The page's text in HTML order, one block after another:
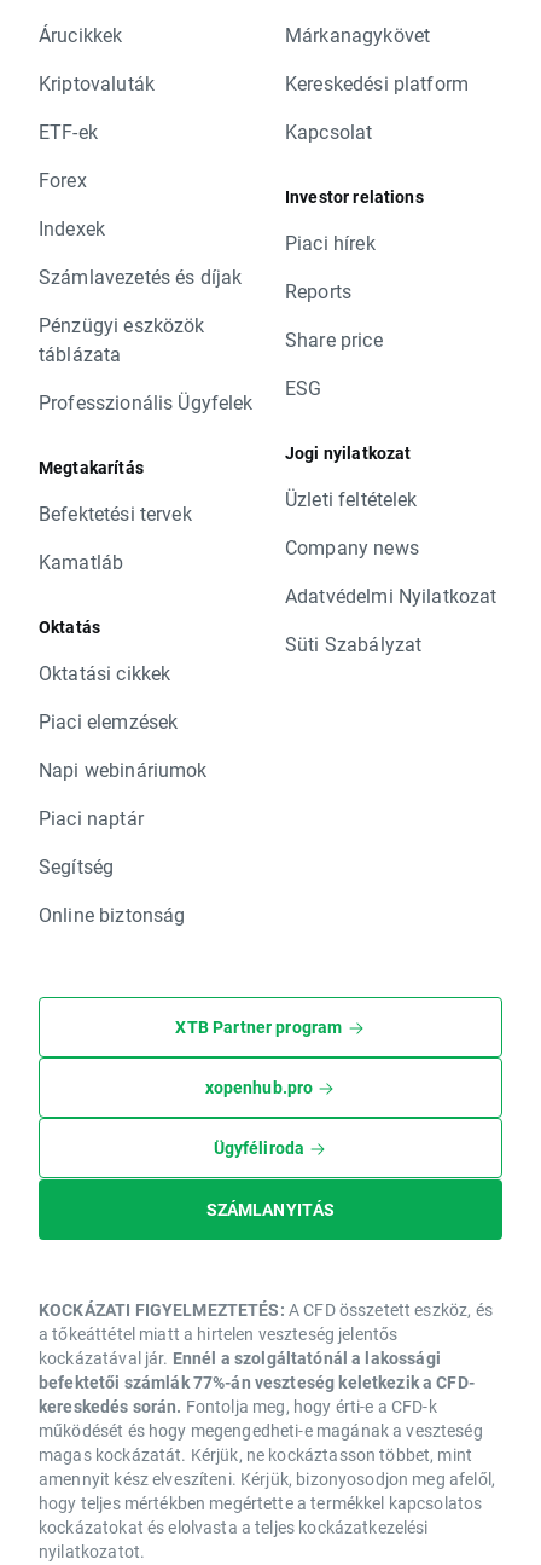
Árucikkek
Kriptovaluták
ETF-ek
Forex
Indexek
Számlavezetés és díjak
Pénzügyi eszközök
táblázata
Professzionális Ügyfelek
Megtakarítás
Befektetési tervek
Kamatláb
Oktatás
Oktatási cikkek
Piaci elemzések
Napi webináriumok
Piaci naptár
Segítség
Online biztonság
Márkanagykövet
Kereskedési platform
Kapcsolat
Investor relations
Piaci hírek
Reports
Share price
ESG
Jogi nyilatkozat
Üzleti feltételek
Company news
Adatvédelmi Nyilatkozat
Süti Szabályzat
XTB Partner program
xopenhub.pro
Ügyféliroda
SZÁMLANYITÁS
KOCKÁZATI FIGYELMEZTETÉS: A CFD összetett eszköz, és
a tőkeáttétel miatt a hirtelen veszteség jelentős
kockázatával jár. Ennél a szolgáltatónál a lakossági
befektetői számlák 77%-án veszteség keletkezik a CFD-
kereskedés során. Fontolja meg, hogy érti-e a CFD-k
működését és hogy megengedheti-e magának a veszteség
magas kockázatát. Kérjük, ne kockáztasson többet, mint
amennyit kész elveszíteni. Kérjük, bizonyosodjon meg afelől,
hogy teljes mértékben megértette a termékkel kapcsolatos
kockázatokat és elolvasta a teljes kockázatkezelési
nyilatkozatot.